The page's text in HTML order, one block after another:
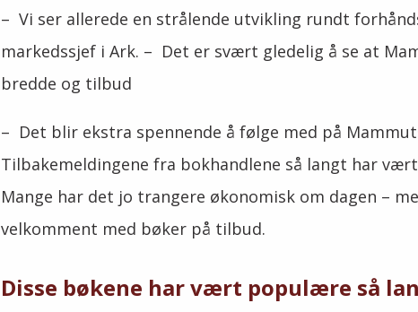
– Vi ser allerede en strålende utvikling rundt
markedssjef i Ark. – Det er svært gledelig å se at
bredde og tilbud
– Det blir ekstra spennende å følge med på
Tilbakemeldingene fra bokhandlene så langt har
Mange har det jo trangere økonomisk om dagen –
velkomment med bøker på tilbud.
Disse bøkene har vært populære så